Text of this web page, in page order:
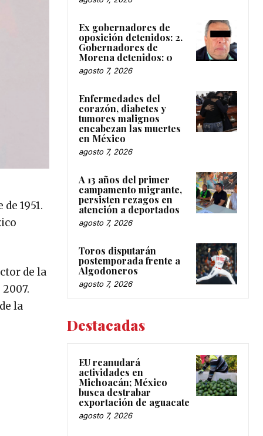
1951.
de la
la
Ex gobernadores de
oposición detenidos: 2.
Gobernadores de
Morena detenidos: 0
agosto 7, 2026
Enfermedades del
corazón, diabetes y
tumores malignos
encabezan las muertes
en México
agosto 7, 2026
A 13 años del primer
campamento migrante,
persisten rezagos en
atención a deportados
agosto 7, 2026
Toros disputarán
postemporada frente a
Algodoneros
agosto 7, 2026
Destacadas
EU reanudará
actividades en
Michoacán; México
busca destrabar
exportación de aguacate
agosto 7, 2026